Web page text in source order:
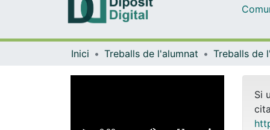
Inici Treballs de l'alumnat
Si